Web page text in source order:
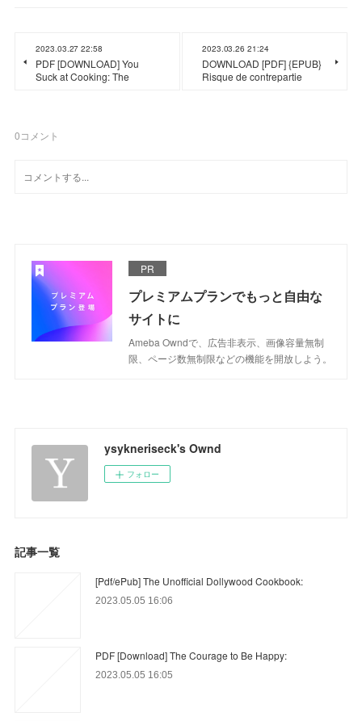
2023.03.27 22:58
PDF [DOWNLOAD] You
Suck at Cooking: The
2023.03.26 21:24
DOWNLOAD [PDF] {EPUB}
Risque de contrepartie
0コメント
PR
プレミアムプランでもっと自由な
サイトに
Ameba Owndで、広告非表示、画像容量無制
限、ページ数無制限などの機能を開放しよう。
ysykneriseck's Ownd
フォロー
記事一覧
[Pdf/ePub] The Unofficial Dollywood Cookbook:
2023.05.05 16:06
PDF [Download] The Courage to Be Happy:
2023.05.05 16:05